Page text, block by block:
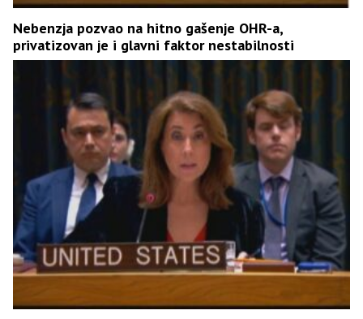
Nebenzja pozvao na hitno gašenje OHR-a,
privatizovan je i glavni faktor nestabilnosti